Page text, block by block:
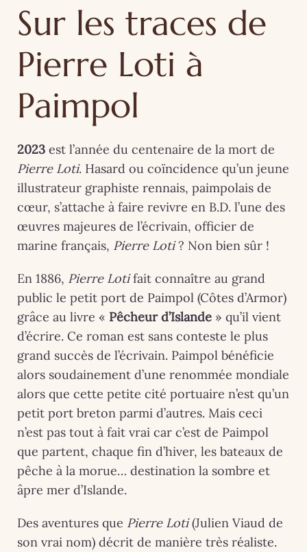
Sur les traces de
Pierre Loti à
Paimpol
2023 est l’année du centenaire de la mort de
Pierre Loti. Hasard ou coïncidence qu’un jeune
illustrateur graphiste rennais, paimpolais de
cœur, s’attache à faire revivre en B.D. l’une des
œuvres majeures de l’écrivain, officier de
marine français, Pierre Loti? Non bien sûr !
En 1886, Pierre Lotifait connaître au grand
public le petit port de Paimpol (Côtes d’Armor)
grâce au livre « Pêcheur d’Islande » qu’il vient
d’écrire. Ce roman est sans conteste le plus
grand succès de l’écrivain. Paimpol bénéficie
alors soudainement d’une renommée mondiale
alors que cette petite cité portuaire n’est qu’un
petit port breton parmi d’autres. Mais ceci
n’est pas tout à fait vrai car c’est de Paimpol
que partent, chaque fin d’hiver, les bateaux de
pêche à la morue… destination la sombre et
âpre mer d’Islande.
Des aventures que Pierre Loti(Julien Viaud de
son vrai nom) décrit de manière très réaliste.